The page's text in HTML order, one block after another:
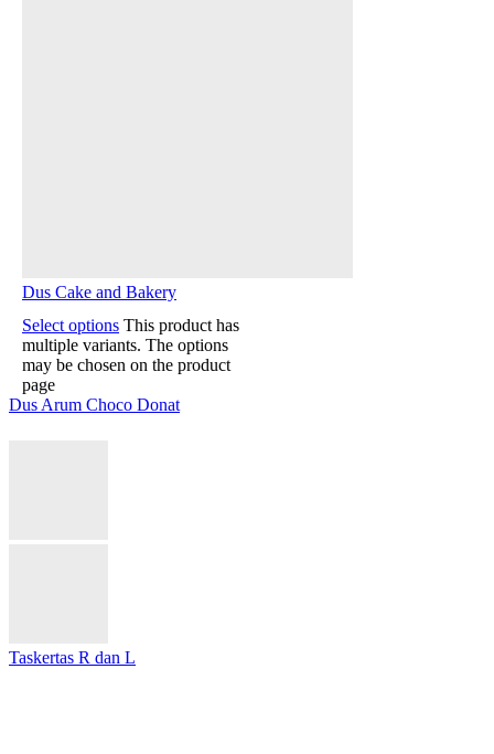
Dus Cake and Bakery
Select options This product has
multiple variants. The options
may be chosen on the product
page
Dus Arum Choco Donat
Taskertas R dan L